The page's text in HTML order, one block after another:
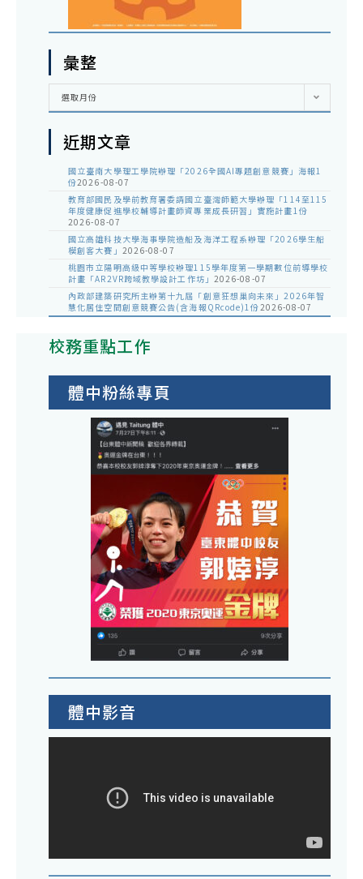
彙整
彙
選取月份
近期文章
國立臺南大學理工學院辦理「2026全國AI專題創意競賽」海報1
份2026-08-07
教育部國民及學前教育署委請國立臺灣師範大學辦理「114至115
年度健康促進學校輔導計畫師資專業成長研習」實施計畫1份
2026-08-07
國立高雄科技大學海事學院造船及海洋工程系辦理「2026學生船
模創客大賽」 2026-08-07
桃園市立陽明高級中等學校辦理115學年度第一學期數位前導學校
計畫「AR2VR跨域教學設計工作坊」 2026-08-07
內政部建築研究所主辦第十九屆「創意狂想巢向未來」2026年智
慧化居住空間創意競賽公告(含海報QRcode)1份2026-08-07
校務重點工作
體中粉絲專頁
體中影音